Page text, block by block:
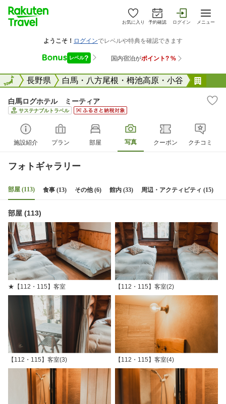
お気に入り 予約確認 ログイン メニュー
全国長野県 白馬・八方尾根・栂池高原・小谷
全国
白馬ログホテル ミーティア
サステナブルトラベル
施設紹介 プラン 部屋 写真 クーポン クチコミ
フォトギャラリー
部屋 (113) 食事 (13) その他 (6) 館内 (33) 周辺・アクティビティ (15)
部屋 (113)
★【112・115】客室 【112・115】客室(2)
【112・115】客室(3) 【112・115】客室(4)